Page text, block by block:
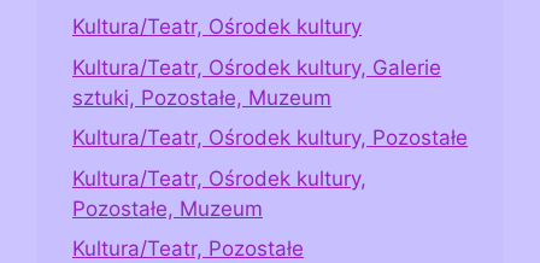
Kultura/Teatr, Ośrodek kultury
Kultura/Teatr, Ośrodek kultury, Galerie
sztuki, Pozostałe, Muzeum
Kultura/Teatr, Ośrodek kultury, Pozostałe
Kultura/Teatr, Ośrodek kultury,
Pozostałe, Muzeum
Kultura/Teatr, Pozostałe